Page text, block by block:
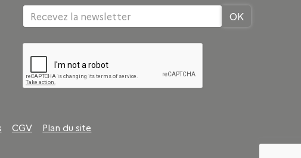
CGV Plan du site